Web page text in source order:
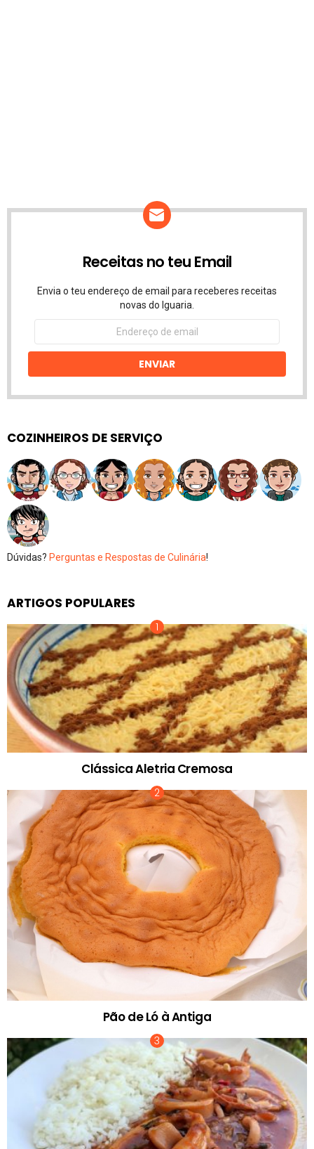
Receitas no teu Email
Envia o teu endereço de email para receberes receitas
novas do Iguaria.
Endereço
email
ENVIAR
COZINHEIROS DE SERVIÇO
Dúvidas? Perguntas e Respostas de Culinária!
ARTIGOS POPULARES
Clássica Aletria Cremosa
Pão de Ló à Antiga